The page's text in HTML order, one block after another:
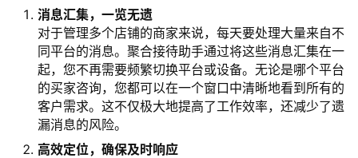
消息汇集，一览无遗
对于管理多个店铺的商家来说，每天要处理大量来自不
同平台的消息。聚合接待助手通过将这些消息汇集在一
起，您不再需要频繁切换平台或设备。无论是哪个平台
的买家咨询，您都可以在一个窗口中清晰地看到所有的
客户需求。这不仅极大地提高了工作效率，还减少了遗
漏消息的风险。
高效定位，确保及时响应